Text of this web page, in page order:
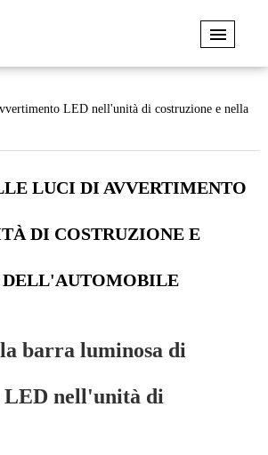
LED nell'unità di costruzione e nella
LUCI DI AVVERTIMENTO
DI COSTRUZIONE E
barra luminosa di
LED nell'unità di